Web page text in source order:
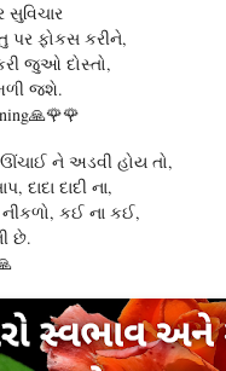
સુવિચાર
ફોકસ કરીને,
જુઓ દોસ્તો,
જશે.
ને અડવી હોય તો,
દાદા દાદી ના,
કઈ ના કઈ,
છે.